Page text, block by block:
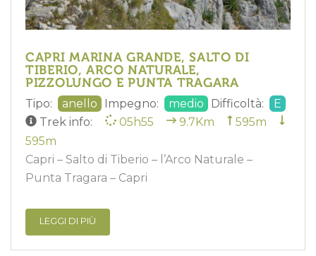
CAPRI MARINA GRANDE, SALTO DI
TIBERIO, ARCO NATURALE,
PIZZOLUNGO E PUNTA TRAGARA
Tipo: anello Impegno: medio Difficoltà:
E
Trek info:
05h55 9.7Km
595m
595m
Capri – Salto di Tiberio – l’Arco Naturale –
Punta Tragara – Capri
LEGGI DI PIÙ